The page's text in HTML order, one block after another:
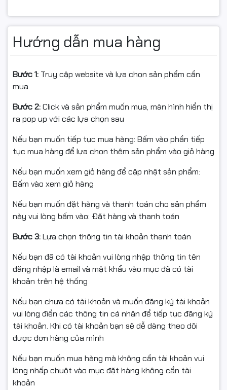
Điều khiển từ xa: Qua app EZVIZ trên điện thoại
#CameraEzviz #EzvizCSH3C5MP #CameraWifiNgoaiTroi
#Camera5MP #CameraCoMauBanDem
#CameraBaoDong #CameraThongMinh #CameraAI
#CameraDamThoai2Chieu #CameraQuanSatGiaDinh
#CameraNgoaiTroiChinhHang
#CameraBaoDongThongMinh #CameraAnNinhWifi
#CameraEzvizNgoaiTroi #CameraIP67
#CameraEZVIZCSH3C
Hướng dẫn mua hàng
Bước 1: Truy cập website và lựa chọn sản phẩm cần
mua
Bước 2:Click và sản phẩm muốn mua, màn hình hiển thị
ra pop up với các lựa chọn sau
Nếu bạn muốn tiếp tục mua hàng: Bấm vào phần tiếp
tục mua hàng để lựa chọn thêm sản phẩm vào giỏ hàng
Nếu bạn muốn xem giỏ hàng để cập nhật sản phẩm:
Bấm vào xem giỏ hàng
Nếu bạn muốn đặt hàng và thanh toán cho sản phẩm
này vui lòng bấm vào: Đặt hàng và thanh toán
Bước 3:Lựa chọn thông tin tài khoản thanh toán
Nếu bạn đã có tài khoản vui lòng nhập thông tin tên
đăng nhập là email và mật khẩu vào mục đã có tài
khoản trên hệ thống
Nếu bạn chưa có tài khoản và muốn đăng ký tài khoản
vui lòng điền các thông tin cá nhân để tiếp tục đăng ký
tài khoản. Khi có tài khoản bạn sẽ dễ dàng theo dõi
được đơn hàng của mình
Nếu bạn muốn mua hàng mà không cần tài khoản vui
lòng nhấp chuột vào mục đặt hàng không cần tài
khoản